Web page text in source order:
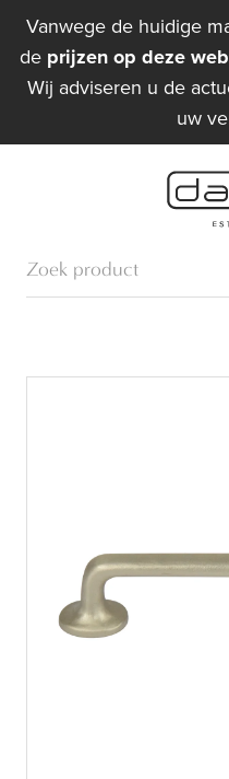
Vanwege de huidige
de prijzen op deze
Wij adviseren u de
uw